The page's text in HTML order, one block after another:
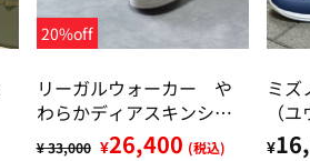
20%off
リーガルウォーカー や
わらかディアスキンシュ
ーズ
¥ 33,000 ¥26,400 (税込)
ミ
（
¥